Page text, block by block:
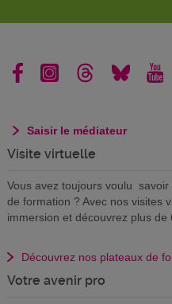
Saisir le médiateur
Visite virtuelle
Vous avez toujours voulu
de formation ? Avec nos visites
immersion et découvrez plus de
Découvrez nos plateaux de
Votre avenir pro